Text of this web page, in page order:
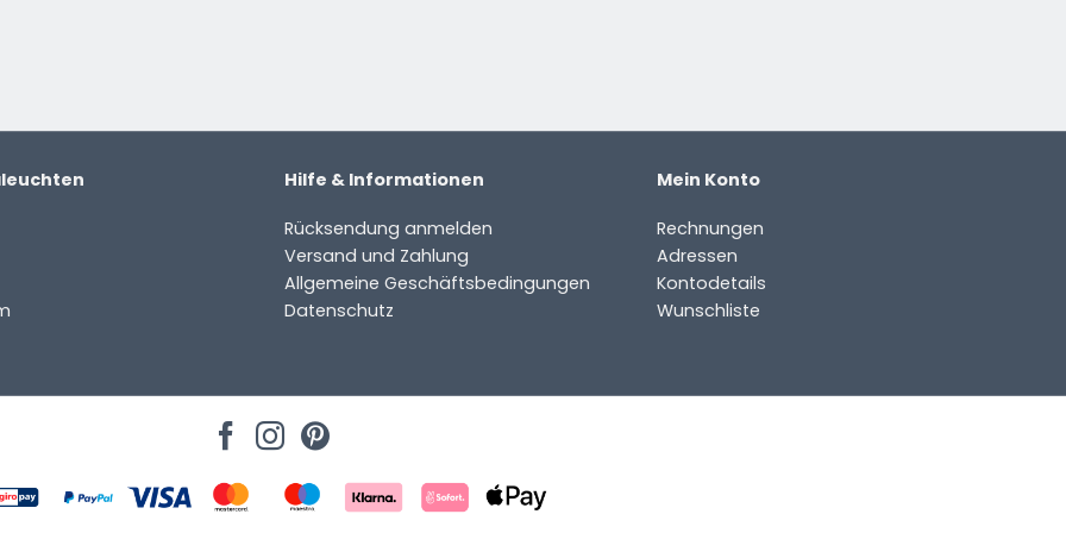
Hilfe & Informationen
Rücksendung anmelden
Versand und Zahlung
Allgemeine Geschäftsbedingungen
Datenschutz
Mein Konto
Rechnungen
Adressen
Kontodetails
Wunschliste